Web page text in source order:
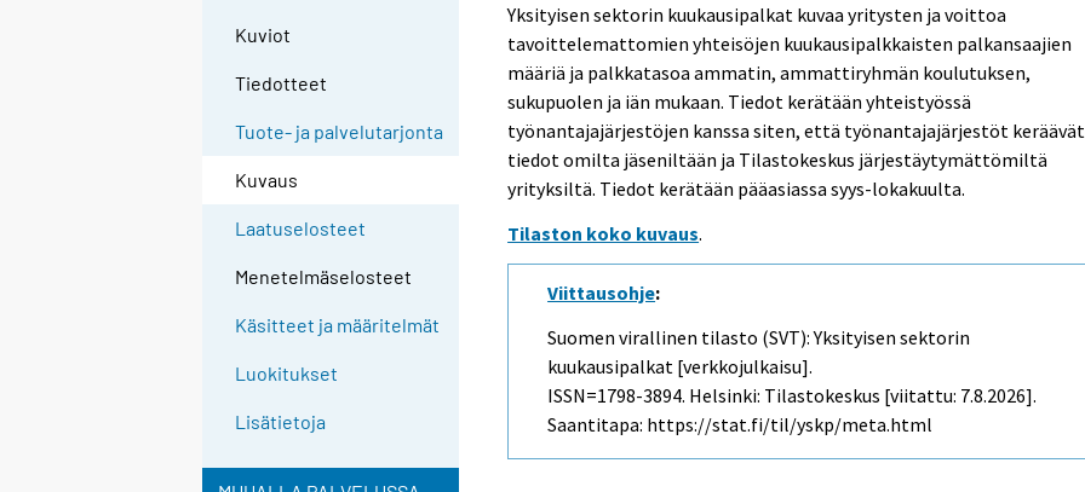
Kuviot
Tiedotteet
Tuote- ja palvelutarjonta
Kuvaus
Laatuselosteet
Menetelmäselosteet
Käsitteet ja määritelmät
Luokitukset
Lisätietoja
Yksityisen sektorin kuukausipalkat kuvaa yritysten ja voittoa
tavoittelemattomien yhteisöjen kuukausipalkkaisten palkansaajien
määriä ja palkkatasoa ammatin, ammattiryhmän koulutuksen,
sukupuolen ja iän mukaan. Tiedot kerätään yhteistyössä
työnantajajärjestöjen kanssa siten, että työnantajajärjestöt keräävät
tiedot omilta jäseniltään ja Tilastokeskus järjestäytymättömiltä
yrityksiltä. Tiedot kerätään pääasiassa syys-lokakuulta.
Tilaston koko kuvaus.
Viittausohje:
Suomen virallinen tilasto (SVT): Yksityisen sektorin
kuukausipalkat [verkkojulkaisu].
ISSN=1798-3894. Helsinki: Tilastokeskus [viitattu: 7.8.2026].
Saantitapa: https://stat.fi/til/yskp/meta.html